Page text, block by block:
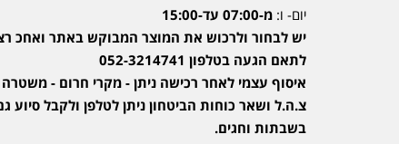
יום- ו: מ-07:00 עד-15:00
יש לבחור ולרכוש את המוצר המבוקש באתר ואחכ
לתאם הגעה בטלפון 052-3214741
איסוף עצמי לאחר רכישה ניתן - מקרי חרום - משטרה
צ.ה.ל ושאר כוחות הביטחון ניתן לטלפן ולקבל סיוע
בשבתות וחגים.